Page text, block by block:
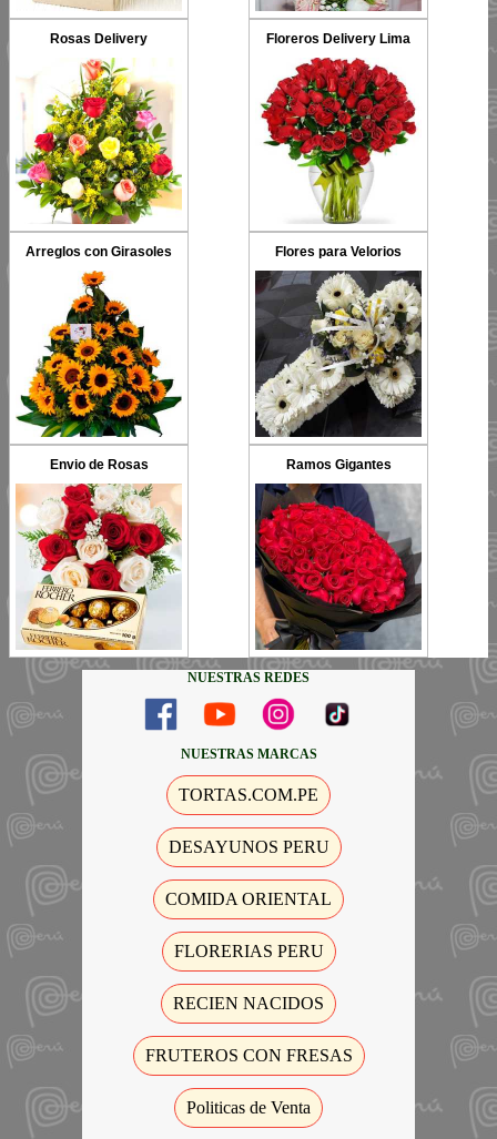
Rosas Delivery Floreros Delivery Lima
Arreglos con Girasoles Flores para Velorios
Envio de Rosas Ramos Gigantes
NUESTRAS REDES
NUESTRAS MARCAS
TORTAS.COM.PE
DESAYUNOS PERU
COMIDA ORIENTAL
FLORERIAS PERU
RECIEN NACIDOS
FRUTEROS CON FRESAS
Politicas de Venta